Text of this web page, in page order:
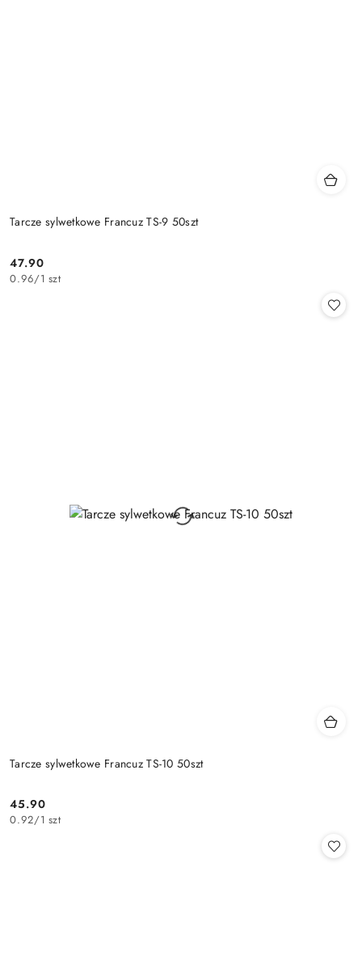
Tarcze sylwetkowe Francuz TS-9 50szt
Cena:
47.90
0.96/1 szt
Tarcze sylwetkowe Francuz TS-10 50szt
Cena:
45.90
0.92/1 szt